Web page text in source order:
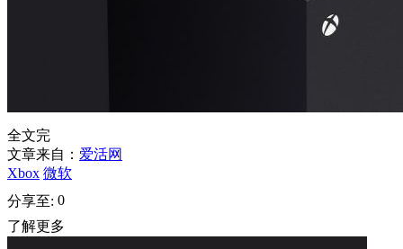
全文完
文章来自： 爱活网
Xbox 微软
分享至: 0
了解更多